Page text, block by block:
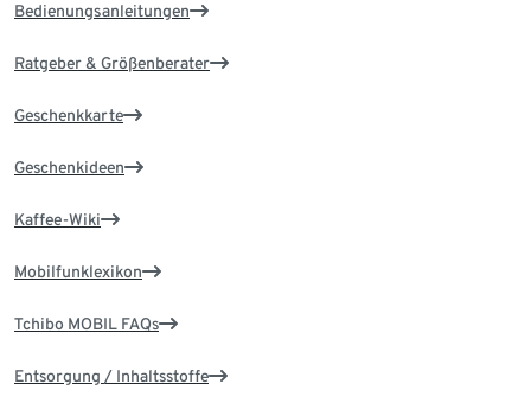
Bedienungsanleitungen
Ratgeber & Größenberater
Geschenkkarte
Geschenkideen
Kaffee-Wiki
Mobilfunklexikon
Tchibo MOBIL FAQs
Entsorgung / Inhaltsstoffe